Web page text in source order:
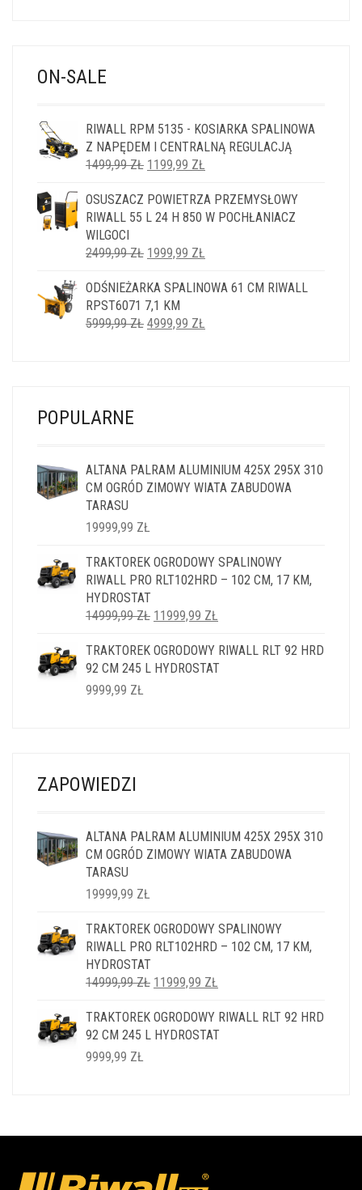
ON-SALE
RIWALL RPM 5135 - KOSIARKA SPALINOWA
Z NAPĘDEM I CENTRALNĄ REGULACJĄ
1499,99ZŁ PIERWOTNA
WYNOSIŁA:
1499,99 ZŁ.
1199,99 ZŁ
WYNOSI:
1199,99 ZŁ.
OSUSZACZ POWIETRZA PRZEMYSŁOWY
RIWALL 55 L 24 H 850 W POCHŁANIACZ
WILGOCI
2499,99ZŁ PIERWOTNA
WYNOSIŁA:
2499,99 ZŁ.
1999,99 ZŁ
WYNOSI:
ODŚNIEŻARKA SPALINOWA 61 CM RIWALL
RPST6071 7,1 KM
5999,99ZŁ PIERWOTNA
4999,99 ZŁ
POPULARNE
ALTANA PALRAM ALUMINIUM 425X 295X 310
CM OGRÓD ZIMOWY WIATA ZABUDOWA
TARASU
19999,99 ZŁ
TRAKTOREK OGRODOWY SPALINOWY
RIWALL PRO RLT102HRD – 102 CM, 17 KM,
HYDROSTAT
14999,99ZŁ PIERWOTNA
WYNOSIŁA:
14999,99 ZŁ.
11999,99 ZŁ
WYNOSI:
11999,99 ZŁ.
TRAKTOREK OGRODOWY RIWALL RLT 92 HRD
92 CM 245 L HYDROSTAT
9999,99 ZŁ
ZAPOWIEDZI
ALTANA PALRAM ALUMINIUM 425X 295X 310
CM OGRÓD ZIMOWY WIATA ZABUDOWA
TARASU
19999,99 ZŁ
TRAKTOREK OGRODOWY SPALINOWY
RIWALL PRO RLT102HRD – 102 CM, 17 KM,
HYDROSTAT
14999,99ZŁ PIERWOTNA
WYNOSIŁA:
14999,99 ZŁ.
11999,99 ZŁ
WYNOSI:
11999,99 ZŁ.
TRAKTOREK OGRODOWY RIWALL RLT 92 HRD
92 CM 245 L HYDROSTAT
9999,99 ZŁ